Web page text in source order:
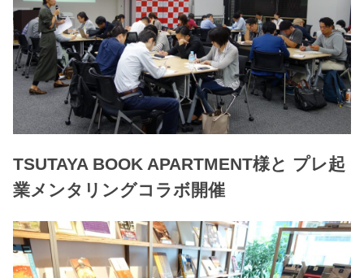
TSUTAYA BOOK APARTMENT様と プレ起
業メンタリングコラボ開催